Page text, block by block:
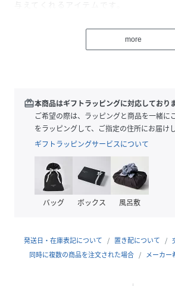
与えてくれるアイテムです。
と脱ぎ着出来ます。
短めの丈なのでどんなボトムスとも相性
Styling
バルーンスカートを合わせればガーリー
プリーツスカートと合わせるとプレッピ
楽しめます◎
・前開き可
以下グレー/ブルーストライプ参考。カラ
・伸縮性:あり
・生地の厚さ:普通
more
redeem本商品はギフトラッピングに対応しており
ご希望の際は、ラッピングと商品を一緒に
をラッピングして、ご指定の住所にお届けし
ギフトラッピングサービスについて
バッグ ボックス 風呂敷
発送日・在庫表記について 置き配について
同時に複数の商品を注文された場合
メーカー